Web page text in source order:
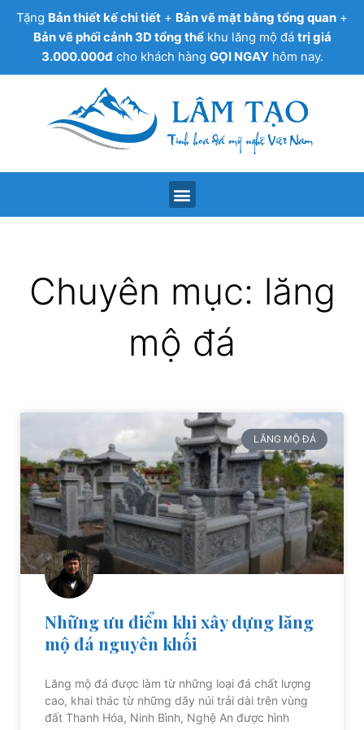
Tặng Bản thiết kế chi tiết + Bản vẽ mặt bằng tổng quan +
Bản vẽ phối cảnh 3D tổng thểkhu lăng mộ đá trị giá
3.000.000đcho khách hàng GỌI NGAYhôm nay.
Chuyên mục: lăng
mộ đá
LĂNG MỘ ĐÁ
Những ưu điểm khi xây dựng lăng
mộ đá nguyên khối
Lăng mộ đá được làm từ những loại đá chất lượng
cao, khai thác từ những dãy núi trải dài trên vùng
đất Thanh Hóa, Ninh Bình, Nghệ An được hình